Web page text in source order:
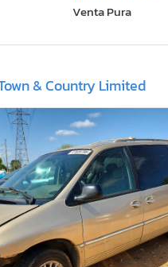
Venta Pura
& Country Limited